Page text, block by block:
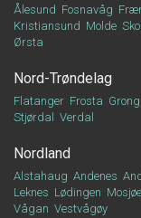
Ålesund Fosnavåg
Kristiansund Molde
Ørsta
Nord-Trøndelag
Flatanger Frosta Grong
Stjørdal
Verdal
Nordland
Alstahaug Andenes
Leknes Lødingen
Vågan Vestvågøy